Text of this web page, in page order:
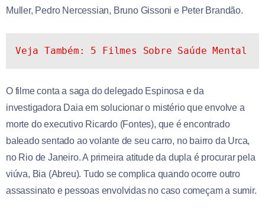
Muller, Pedro Nercessian, Bruno Gissoni e Peter Brandão.
Veja Também: 5 Filmes Sobre Saúde Mental
O filme conta a saga do delegado Espinosa e da
investigadora Daia em solucionar o mistério que envolve a
morte do executivo Ricardo (Fontes), que é encontrado
baleado sentado ao volante de seu carro, no bairro da Urca,
no Rio de Janeiro. A primeira atitude da dupla é procurar pela
viúva, Bia (Abreu). Tudo se complica quando ocorre outro
assassinato e pessoas envolvidas no caso começam a sumir.